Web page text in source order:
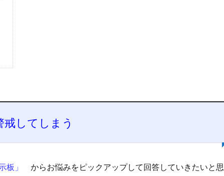
してしまう
板」
からお悩みをピックアップして回答していきたいと思